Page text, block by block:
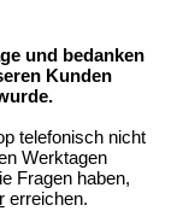
und bedanken
Kunden
telefonisch nicht
Werktagen
Fragen haben,
erreichen.